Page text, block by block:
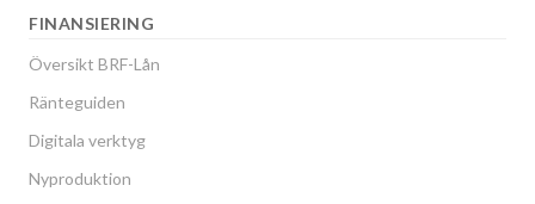
FINANSIERING
Översikt BRF-Lån
Ränteguiden
Digitala verktyg
Nyproduktion